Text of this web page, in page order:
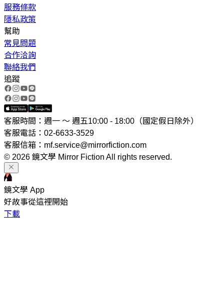
服務條款
隱私政策
幫助
常見問題
合作洽詢
聯絡我們
追蹤
客服時間：週一 ～ 週五10:00 - 18:00（國定假日除外）
客服電話：02-6633-3529
客服信箱：mf.service@mirrorfiction.com
© 2026 鏡文學 Mirror Fiction All rights reserved.
鏡文學 App
好故事從這裡開始
下載